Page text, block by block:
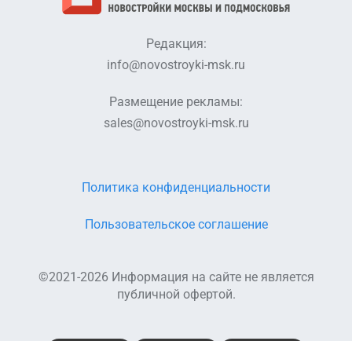
Редакция:
info@novostroyki-msk.ru
Размещение рекламы:
sales@novostroyki-msk.ru
©2021-2026 Информация на сайте не является
публичной офертой.
Пользовательское соглашение
Политика конфиденциальности